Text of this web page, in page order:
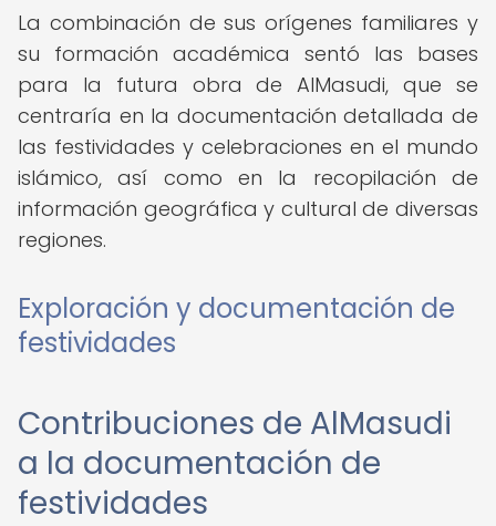
La combinación de sus orígenes familiares y
su formación académica sentó las bases
para la futura obra de AlMasudi, que se
centraría en la documentación detallada de
las festividades y celebraciones en el mundo
islámico, así como en la recopilación de
información geográfica y cultural de diversas
regiones.
Exploración y documentación de
festividades
Contribuciones de AlMasudi
a la documentación de
festividades